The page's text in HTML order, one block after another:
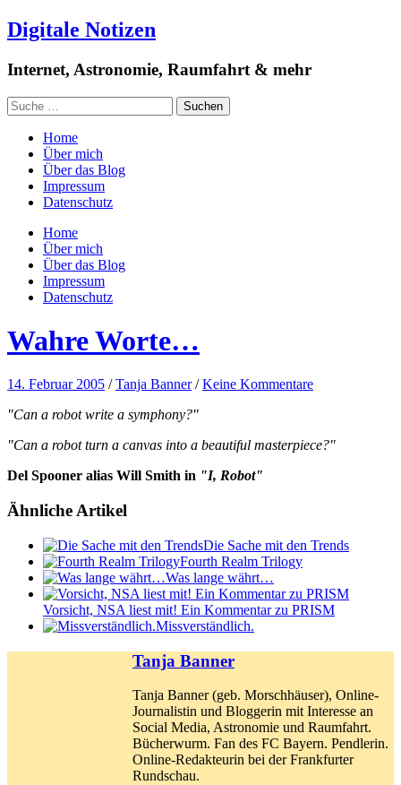
Digitale Notizen
Internet, Astronomie, Raumfahrt & mehr
Home
Über mich
Über das Blog
Impressum
Datenschutz
Home
Über mich
Über das Blog
Impressum
Datenschutz
Wahre Worte…
14. Februar 2005 /Tanja Banner /Keine Kommentare
"Can a robot write a symphony?"
"Can a robot turn a canvas into a beautiful masterpiece?"
Del Spooner alias Will Smith in "I, Robot"
Ähnliche Artikel
Die Sache mit den Trends
Fourth Realm Trilogy
Was lange währt…
Vorsicht, NSA liest mit! Ein Kommentar zu PRISM
Missverständlich.
Tanja Banner
Tanja Banner (geb. Morschhäuser), Online-
Journalistin und Bloggerin mit Interesse an
Social Media, Astronomie und Raumfahrt.
Bücherwurm. Fan des FC Bayern. Pendlerin.
Online-Redakteurin bei der Frankfurter
Rundschau.